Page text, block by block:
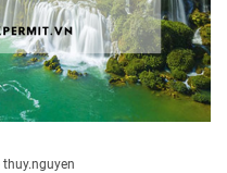
thuy.nguyen